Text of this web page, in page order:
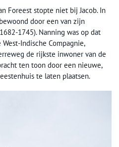
Foreest stopte niet bij Jacob. In
door een van zijn
1745). Nanning was op dat
Indische Compagnie,
de rijkste inwoner van de
ten toon door een nieuwe,
te laten plaatsen.